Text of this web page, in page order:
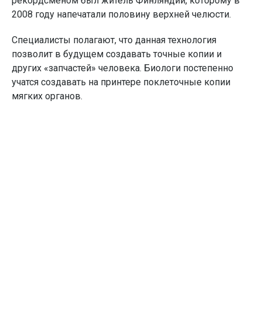
2008 году напечатали половину верхней челюсти.
Специалисты полагают, что данная технология
позволит в будущем создавать точные копии и
других «запчастей» человека. Биологи постепенно
учатся создавать на принтере поклеточные копии
мягких органов.